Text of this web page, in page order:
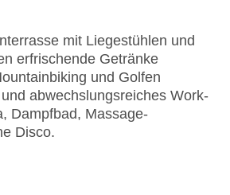
mit Liegestühlen und
erfrischende Getränke
und Golfen
abwechslungsreiches Work-
Dampfbad, Massage-
Disco.